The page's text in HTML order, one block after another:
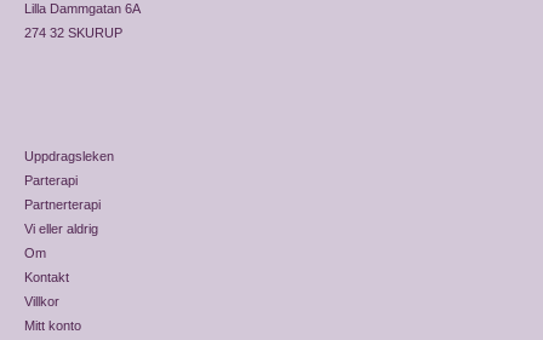
Lilla Dammgatan 6A
274 32 SKURUP
Uppdragsleken
Parterapi
Partnerterapi
Vi eller aldrig
Om
Kontakt
Villkor
Mitt konto